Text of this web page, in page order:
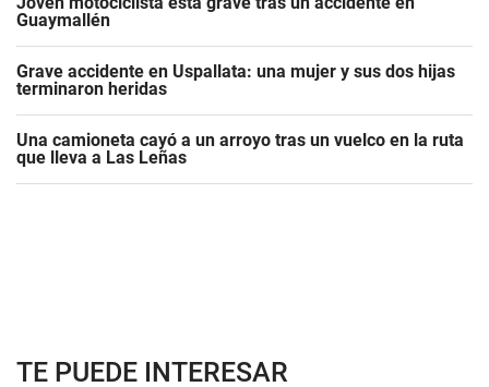
Guaymallén
Grave accidente en Uspallata: una mujer y sus dos hijas
terminaron heridas
Una camioneta cayó a un arroyo tras un vuelco en la ruta
que lleva a Las Leñas
TE PUEDE INTERESAR